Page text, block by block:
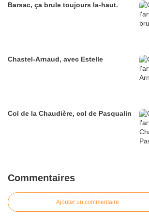
Barsac, ça brule toujours la-haut.
Chastel-Arnaud, avec Estelle
Col de la Chaudière, col de Pasqualin
Commentaires
Ajouter un commentaire